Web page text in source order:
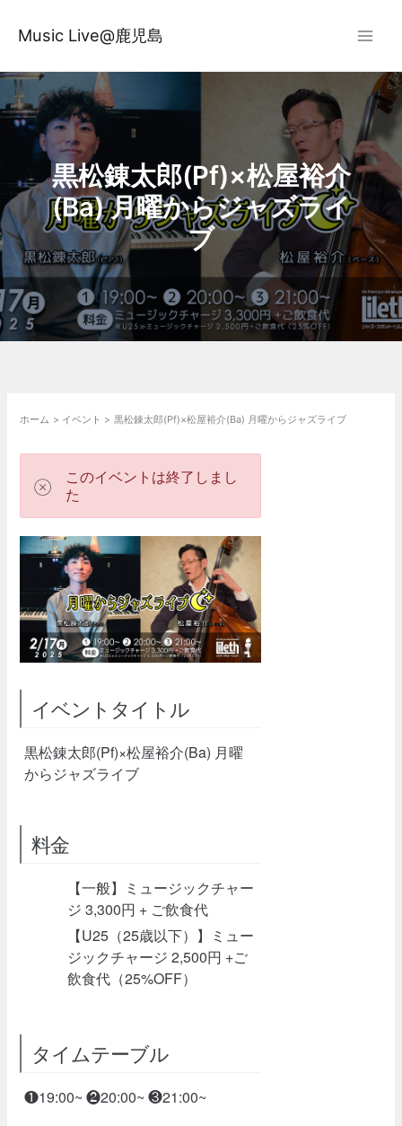
ス
ッ
Music Live@鹿児島
黒松錬太郎(Pf)×松屋裕介
(Ba) 月曜からジャズライ
ブ
ホーム イベント 黒松錬太郎(Pf)×松屋裕介(Ba) 月曜からジャズライブ
このイベントは終了しまし
た
イベントタイトル
黒松錬太郎(Pf)×松屋裕介(Ba) 月曜
からジャズライブ
料金
【一般】ミュージックチャー
ジ 3,300円 + ご飲食代
【U25（25歳以下）】ミュー
ジックチャージ 2,500円 +ご
飲食代（25%OFF）
タイムテーブル
❶19:00~ ❷20:00~ ❸21:00~